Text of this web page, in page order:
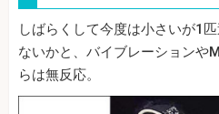
しばらくして今度は小さいが1
ないかと、バイブレーションや
らは無反応。